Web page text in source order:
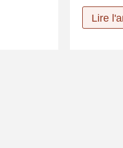
Lire